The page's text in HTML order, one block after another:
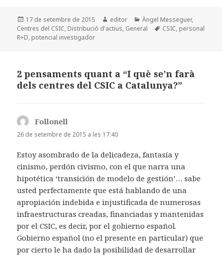
c
e
b
o
k
to
d
o
ai
l
m
p
a
ei
x
Publicat
el
17 de setembre de 2015 Autor
editor Categories
Àngel Messeguer,
Centres del CSIC, Distribució d'actius, General Etiquetes
CSIC, personal
R+D, potencial investigador
2 pensaments quant a “I què se’n farà
dels centres del CSIC a Catalunya?”
Follonell
dit:
26 de setembre de 2015 a les 17:40
Estoy asombrado de la delicadeza, fantasía y
cinismo, perdón civismo, con el que narra una
hipotética ‘transición de modelo de gestión’… sabe
usted perfectamente que está hablando de una
apropiación indebida e injustificada de numerosas
infraestructuras creadas, financiadas y mantenidas
por el CSIC, es decir, por el gobierno español.
Gobierno español (no el presente en particular) que
por cierto le ha dado la posibilidad de desarrollar